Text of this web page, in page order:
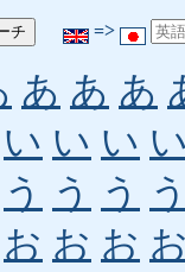
=>
あ あ あ
い い い
う う う
お お お